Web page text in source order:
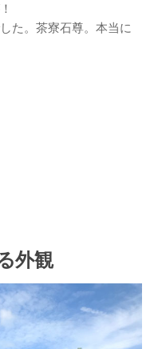
た。茶寮石尊。本当に
外観